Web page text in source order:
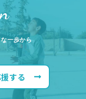
一歩から
する